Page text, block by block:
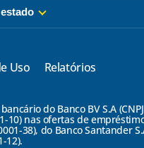
Uso Relatórios
do Banco BV S.A
nas ofertas de
38), do Banco Santander
12).